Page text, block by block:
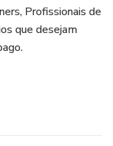
Profissionais de
que desejam